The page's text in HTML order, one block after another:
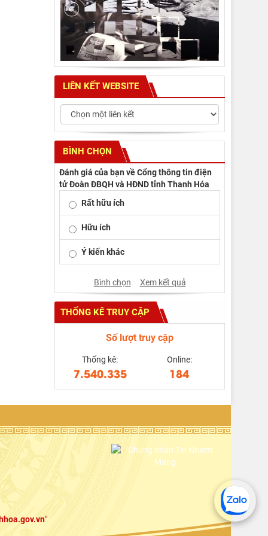
LIÊN KẾT WEBSITE
BÌNH CHỌN
Đánh giá của bạn về Cổng thông tin điện
tử Đoàn ĐBQH và HĐND tỉnh Thanh Hóa
Rất hữu ích
Hữu ích
Ý kiến khác
Bình chọn Xem kết quả
THỐNG KÊ TRUY CẬP
Số lượt truy cập
Thống kê:
7.540.335
Online:
184
"